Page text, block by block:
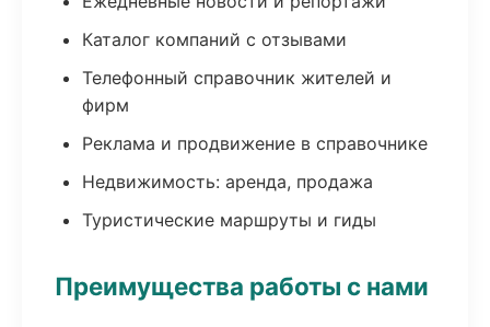
Каталог компаний с отзывами
Телефонный справочник жителей и
фирм
Реклама и продвижение в справочнике
Недвижимость: аренда, продажа
Туристические маршруты и гиды
Преимущества работы с нами